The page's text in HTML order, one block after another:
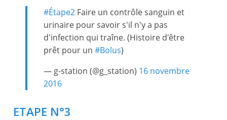
#Étape2 Faire un contrôle sanguin et
urinaire pour savoir s'il n'y a pas
d'infection qui traîne. (Histoire d'être
prêt pour un #Bolus)
— g-station (@g_station) 16 novembre
2016
ETAPE N°3